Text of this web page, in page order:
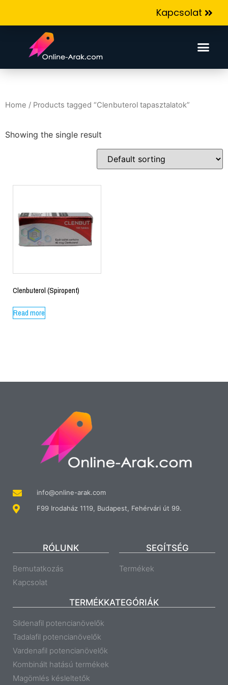
Kapcsolat
Home / Products tagged “Clenbuterol tapasztalatok”
Showing the single result
Clenbuterol (Spiropent)
Read more
info@online-arak.com
F99 Irodaház 1119, Budapest, Fehérvári út 99.
RÓLUNK
Bemutatkozás
Kapcsolat
SEGÍTSÉG
Termékek
TERMÉKKATEGÓRIÁK
Sildenafil potencianövelők
Tadalafil potencianövelők
Vardenafil potencianövelők
Kombinált hatású termékek
Magömlés késleltetők